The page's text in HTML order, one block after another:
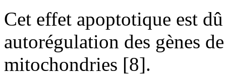
Cet effet apoptotique est
autorégulation des gènes
mitochondries [8].